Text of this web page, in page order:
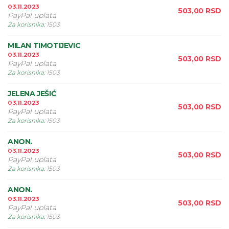
03.11.2023
PayPal uplata
Za korisnika: 1503
503,00 RSD
MILAN TIMOTIJEVIC
03.11.2023
PayPal uplata
Za korisnika: 1503
503,00 RSD
JELENA JEŠIĆ
03.11.2023
PayPal uplata
Za korisnika: 1503
503,00 RSD
ANON.
03.11.2023
PayPal uplata
Za korisnika: 1503
503,00 RSD
ANON.
03.11.2023
PayPal uplata
Za korisnika: 1503
503,00 RSD